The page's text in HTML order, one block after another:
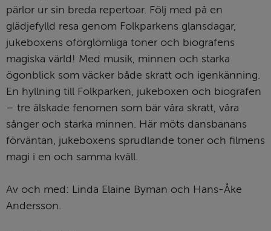
pärlor ur sin breda repertoar. Följ med på en
glädjefylld resa genom Folkparkens glansdagar,
jukeboxens oförglömliga toner och biografens
magiska värld! Med musik, minnen och starka
ögonblick som väcker både skratt och igenkänning.
En hyllning till Folkparken, jukeboxen och biografen
– tre älskade fenomen som bär våra skratt, våra
sånger och starka minnen. Här möts dansbanans
förväntan, jukeboxens sprudlande toner och filmens
magi i en och samma kväll.
Av och med: Linda Elaine Byman och Hans-Åke
Andersson.